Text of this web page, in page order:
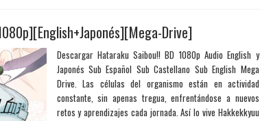
Drive]
Descargar Hataraku Saibou!! BD 1080p Audio English y
Japonés Sub Español Sub Castellano Sub English Mega
Drive. Las células del organismo están en actividad
constante, sin apenas tregua, enfrentándose a nuevos
retos y aprendizajes cada jornada. Así lo vive Hakkekkyuu